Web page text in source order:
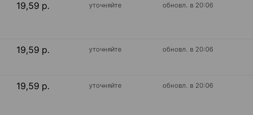
19,59 р. уточняйте обновл. в 20:06
19,59 р. уточняйте обновл. в 20:06
19,59 р. уточняйте обновл. в 20:06